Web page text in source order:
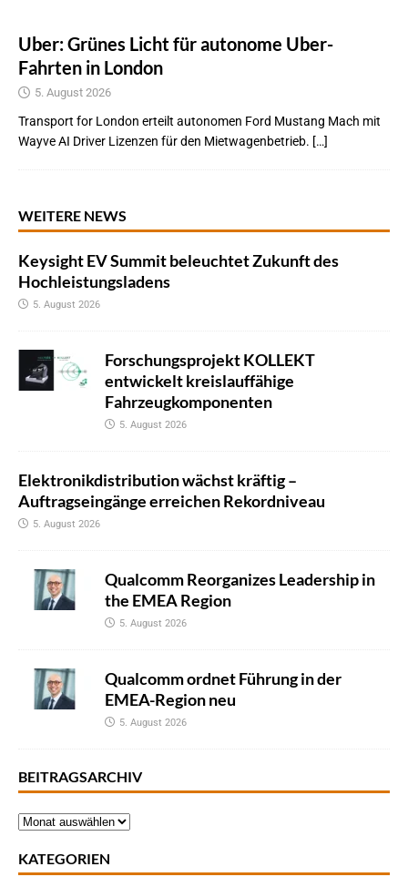
Uber: Grünes Licht für autonome Uber-
Fahrten in London
5. August 2026
Transport for London erteilt autonomen Ford Mustang Mach mit
Wayve AI Driver Lizenzen für den Mietwagenbetrieb. […]
WEITERE NEWS
Keysight EV Summit beleuchtet Zukunft des
Hochleistungsladens
5. August 2026
Forschungsprojekt KOLLEKT
entwickelt kreislauffähige
Fahrzeugkomponenten
5. August 2026
Elektronikdistribution wächst kräftig –
Auftragseingänge erreichen Rekordniveau
5. August 2026
Qualcomm Reorganizes Leadership in
the EMEA Region
5. August 2026
Qualcomm ordnet Führung in der
EMEA-Region neu
5. August 2026
BEITRAGSARCHIV
KATEGORIEN